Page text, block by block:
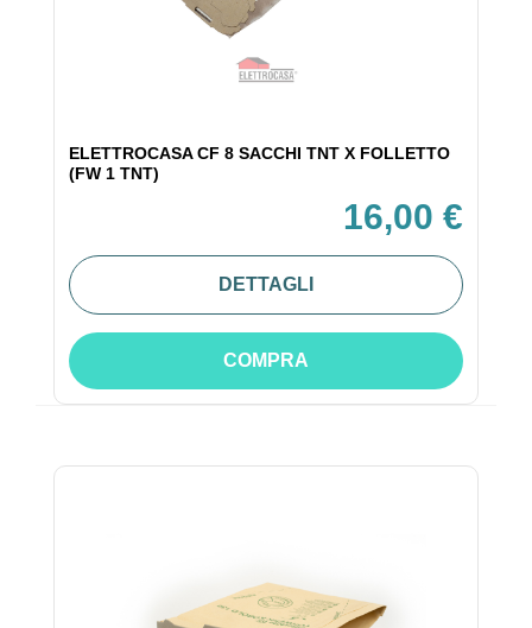
ELETTROCASA CF 8 SACCHI TNT X FOLLETTO
(FW 1 TNT)
16,00 €
DETTAGLI
COMPRA